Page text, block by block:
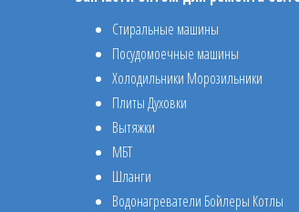
Стиральные машины
Посудомоечные машины
Холодильники Морозильники
Плиты Духовки
Вытяжки
МБТ
Шланги
Водонагреватели Бойлеры Котлы